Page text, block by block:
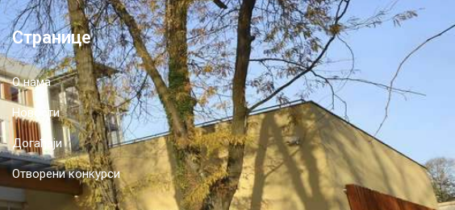
Странице
О нама
Новости
Догађаји
Отворени конкурси